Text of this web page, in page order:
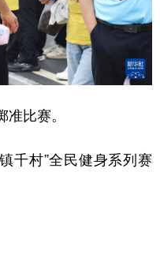
比赛。
村”全民健身系列赛